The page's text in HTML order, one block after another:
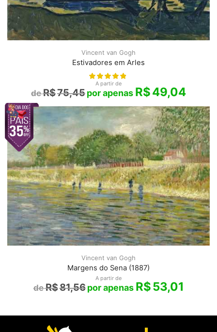
Vincent van Gogh
Estivadores em Arles
A partir de
R$75,45 R$49,04
Vincent van Gogh
Margens do Sena (1887)
A partir de
R$81,56 R$53,01